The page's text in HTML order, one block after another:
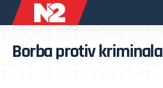
Borba protiv kriminala